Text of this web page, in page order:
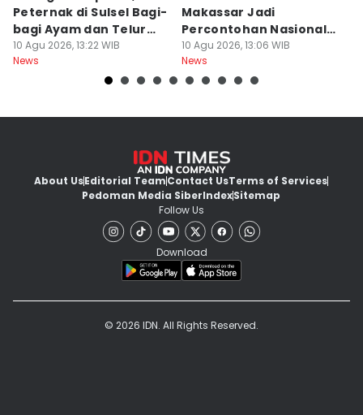
Peternak di Sulsel Bagi-
bagi Ayam dan Telur
Gratis
10 Agu 2026, 13:22 WIB
News
Makassar Jadi
Percontohan Nasional
Sadar HAM
10 Agu 2026, 13:06 WIB
News
About UsEditorial TeamContact UsTerms of Services
Pedoman Media SiberIndexSitemap
Follow Us
Download
© 2026 IDN. All Rights Reserved.